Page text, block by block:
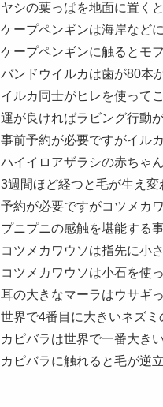
ヤシの葉っぱを地面に置く
ケープペンギンは海岸など
ケープペンギンに触るとモ
バンドウイルカは歯が80本
イルカ同士がヒレを使って
運が良ければラビング行動
事前予約が必要ですがイル
ハイイロアザラシの赤ちゃ
3週間ほど経つと毛が生え変
予約が必要ですがコツメカ
プニプニの感触を堪能する
コツメカワウソは指先に小
コツメカワウソは小石を使
耳の大きなマーラはウサギ
世界で4番目に大きいネズミ
カピバラは世界で一番大き
カピバラに触れると毛が逆